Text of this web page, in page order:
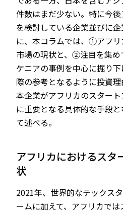
件数はまだ少ない。特に今
を検討している企業並びに
に、本コラムでは、①アフ
市場の現状と、②注目を集
ケニアの事例を中心に掘り
際の参考となるように投資
本企業がアフリカのスター
に重要となる具体的な手段
て述べる。
アフリカにおけるスタ
状
2021年、世界的なテックス
ームに加えて、アフリカで